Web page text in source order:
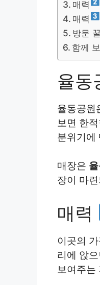
매력
매력
방문
함께
율동
율동공원
보면 한
분위기에
매장은
장이 마
매력
이곳의
리에 앉
보여주는